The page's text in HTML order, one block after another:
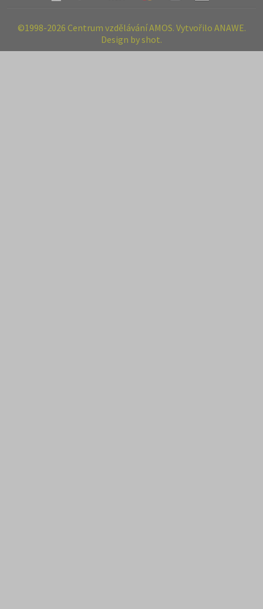
©1998-2026 Centrum vzdělávání AMOS. Vytvořilo ANAWE.
Design by shot.